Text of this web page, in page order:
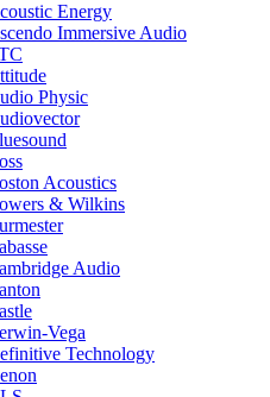
Energy
Immersive Audio
Physic
Acoustics
& Wilkins
Audio
Vega
Technology